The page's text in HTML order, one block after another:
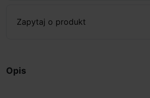
Zapytaj o produkt
Opis